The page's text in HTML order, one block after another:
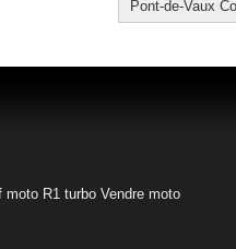
Pont-de-Vaux
moto R1 turbo Vendre moto